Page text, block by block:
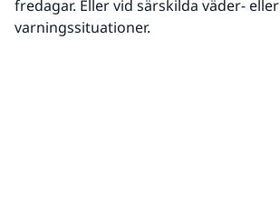
fredagar. Eller vid särskilda väder- eller
varningssituationer.